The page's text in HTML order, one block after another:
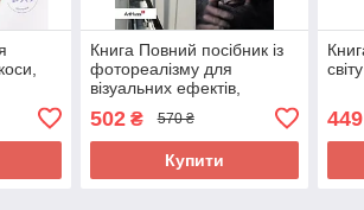
Книга Повний посібник із
фотореалізму для
візуальних ефектів,
візуалізації та ігор 336229
502₴ 570 ₴
Купити
449